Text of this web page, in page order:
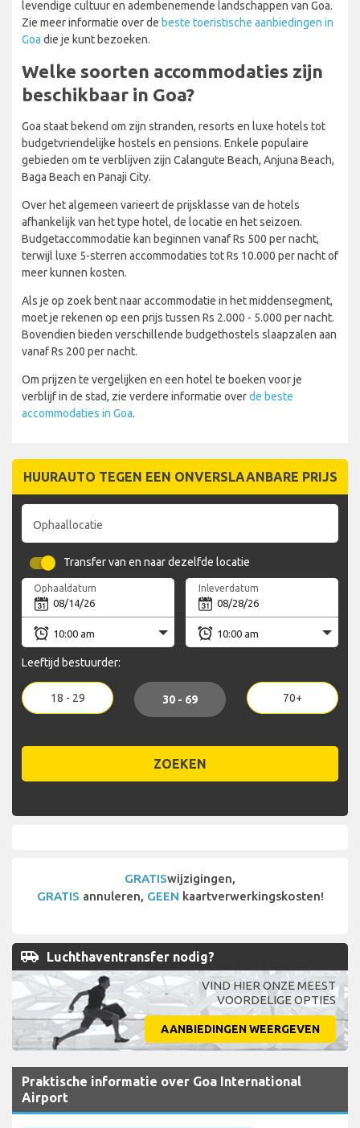
levendige cultuur en adembenemende landschappen van Goa.
Zie meer informatie over de beste toeristische aanbiedingen in
Goa die je kunt bezoeken.
Welke soorten accommodaties zijn
beschikbaar in Goa?
Goa staat bekend om zijn stranden, resorts en luxe hotels tot
budgetvriendelijke hostels en pensions. Enkele populaire
gebieden om te verblijven zijn Calangute Beach, Anjuna Beach,
Baga Beach en Panaji City.
Over het algemeen varieert de prijsklasse van de hotels
afhankelijk van het type hotel, de locatie en het seizoen.
Budgetaccommodatie kan beginnen vanaf Rs 500 per nacht,
terwijl luxe 5-sterren accommodaties tot Rs 10.000 per nacht of
meer kunnen kosten.
Als je op zoek bent naar accommodatie in het middensegment,
moet je rekenen op een prijs tussen Rs 2.000 - 5.000 per nacht.
Bovendien bieden verschillende budgethostels slaapzalen aan
vanaf Rs 200 per nacht.
Om prijzen te vergelijken en een hotel te boeken voor je
verblijf in de stad, zie verdere informatie overde beste
accommodaties in Goa.
HUURAUTO TEGEN EEN ONVERSLAANBARE PRIJS
Ophaallocatie
Transfer van en naar dezelfde locatie
Ophaaldatum Inleverdatum
Leeftijd bestuurder:
18 - 29 30 - 69 70+
ZOEKEN
GRATISwijzigingen,
GRATIS annuleren, GEEN kaartverwerkingskosten!
airport_shuttle Luchthaventransfer nodig?
VIND HIER ONZE MEEST
VOORDELIGE OPTIES
AANBIEDINGEN WEERGEVEN
Praktische informatie over Goa International
Airport